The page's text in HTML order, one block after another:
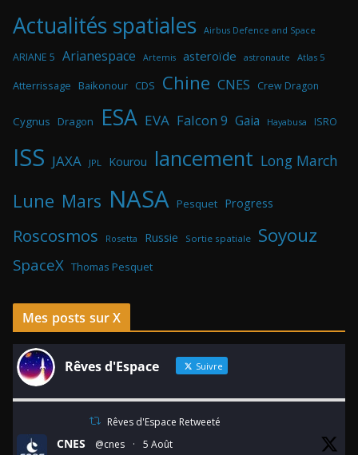
Actualités spatiales Airbus Defence and Space
ARIANE 5 Arianespace Artemis asteroïde astronaute Atlas 5
Atterrissage Baikonour CDS Chine CNES Crew Dragon
Cygnus Dragon ESA EVA Falcon 9 Gaia Hayabusa ISRO
ISS JAXA JPL Kourou lancement Long March
Lune Mars NASA Pesquet Progress
Roscosmos Rosetta Russie Sortie spatiale Soyouz
SpaceX Thomas Pesquet
Mes posts sur X
Rêves d'Espace Suivre
Rêves d'Espace Retweeté
CNES @cnes · 5 Août